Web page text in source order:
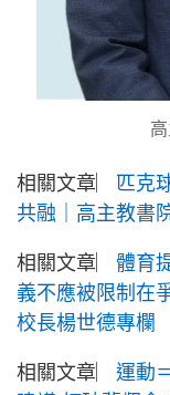
相關文章︳ 匹克
共融｜高主教書
相關文章︳ 體育
義不應被限制在
校長楊世德專欄
相關文章︳ 運動